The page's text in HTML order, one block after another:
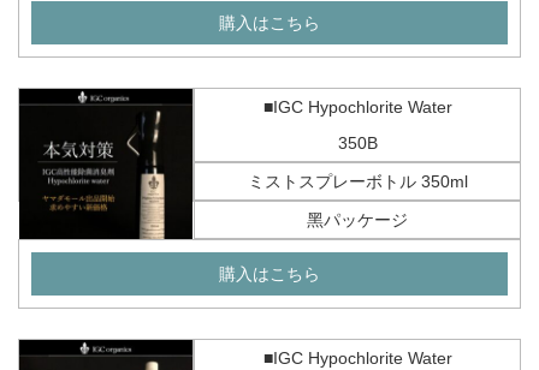
購入はこちら
■IGC Hypochlorite Water
350B
ミストスプレーボトル 350ml
黑パッケージ
購入はこちら
■IGC Hypochlorite Water